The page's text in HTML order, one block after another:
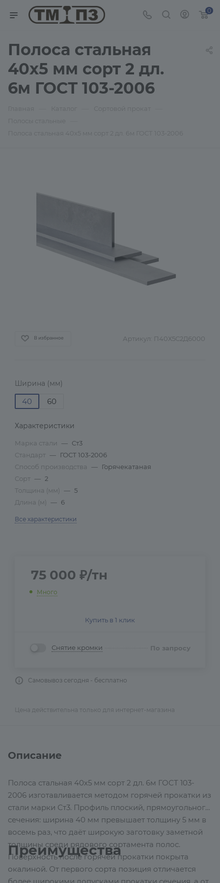
0
Полоса стальная
40х5 мм сорт 2 дл.
6м ГОСТ 103-2006
В избранное Артикул: П40Х5С2Д6000
Ширина (мм)
40 60
Характеристики
Марка стали — Ст3
Стандарт — ГОСТ 103-2006
Способ производства
— Горячекатаная
Сорт — 2
Толщина (мм) — 5
Длина (м) — 6
Все характеристики
75 000 ₽/тн
Много
Купить в 1 клик
Снятие кромки По запросу
Самовывоз сегодня - бесплатно
Цена действительна только для интернет-магазина
Описание
Полоса стальная 40х5 мм сорт 2 дл. 6м ГОСТ 103-
2006 изготавливается методом горячей прокатки из
стали марки Ст3. Профиль плоский, прямоугольного
сечения: ширина 40 мм превышает толщину 5 мм в
восемь раз, что даёт широкую заготовку заметной
толщины среди рядового сортамента полос.
Поверхность после горячей прокатки покрыта
окалиной. От первого сорта позиция отличается
Преимущества